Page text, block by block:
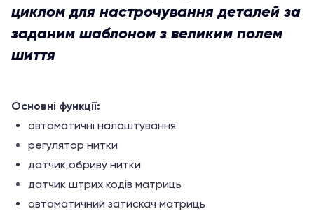
циклом для настрочування деталей за
заданим шаблоном з великим полем
шиття
Основні функції:
автоматичні налаштування
регулятор нитки
датчик обриву нитки
датчик штрих кодів матриць
автоматичний затискач матриць